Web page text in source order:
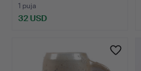
1 puja
32 USD